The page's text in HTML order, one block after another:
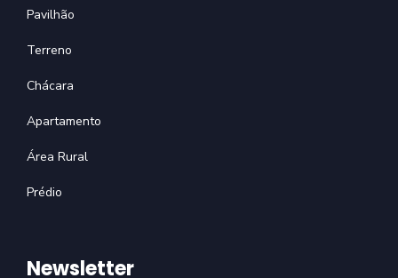
Pavilhão
Terreno
Chácara
Apartamento
Área Rural
Prédio
Newsletter